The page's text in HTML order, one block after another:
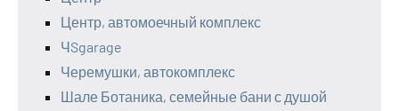
Центр, автомоечный комплекс
ЧSgarage
Черемушки, автокомплекс
Шале Ботаника, семейные бани с душой